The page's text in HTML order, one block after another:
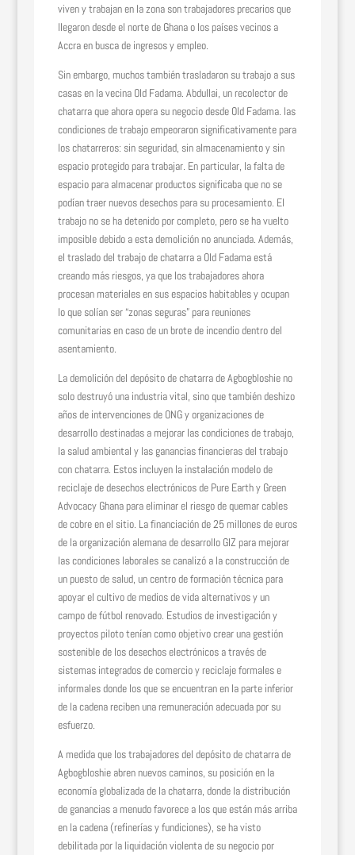
viven y trabajan en la zona son trabajadores precarios que
llegaron desde el norte de Ghana o los países vecinos a
Accra en busca de ingresos y empleo.
Sin embargo, muchos también trasladaron su trabajo a sus
casas en la vecina Old Fadama. Abdullai, un recolector de
chatarra que ahora opera su negocio desde Old Fadama. las
condiciones de trabajo empeoraron significativamente para
los chatarreros: sin seguridad, sin almacenamiento y sin
espacio protegido para trabajar. En particular, la falta de
espacio para almacenar productos significaba que no se
podían traer nuevos desechos para su procesamiento. El
trabajo no se ha detenido por completo, pero se ha vuelto
imposible debido a esta demolición no anunciada. Además,
el traslado del trabajo de chatarra a Old Fadama está
creando más riesgos, ya que los trabajadores ahora
procesan materiales en sus espacios habitables y ocupan
lo que solían ser “zonas seguras” para reuniones
comunitarias en caso de un brote de incendio dentro del
asentamiento.
La demolición del depósito de chatarra de Agbogbloshie no
solo destruyó una industria vital, sino que también deshizo
años de intervenciones de ONG y organizaciones de
desarrollo destinadas a mejorar las condiciones de trabajo,
la salud ambiental y las ganancias financieras del trabajo
con chatarra. Estos incluyen la instalación modelo de
reciclaje de desechos electrónicos de Pure Earth y Green
Advocacy Ghana para eliminar el riesgo de quemar cables
de cobre en el sitio. La financiación de 25 millones de euros
de la organización alemana de desarrollo GIZ para mejorar
las condiciones laborales se canalizó a la construcción de
un puesto de salud, un centro de formación técnica para
apoyar el cultivo de medios de vida alternativos y un
campo de fútbol renovado. Estudios de investigación y
proyectos piloto tenían como objetivo crear una gestión
sostenible de los desechos electrónicos a través de
sistemas integrados de comercio y reciclaje formales e
informales donde los que se encuentran en la parte inferior
de la cadena reciben una remuneración adecuada por su
esfuerzo.
A medida que los trabajadores del depósito de chatarra de
Agbogbloshie abren nuevos caminos, su posición en la
economía globalizada de la chatarra, donde la distribución
de ganancias a menudo favorece a los que están más arriba
en la cadena (refinerías y fundiciones), se ha visto
debilitada por la liquidación violenta de su negocio por